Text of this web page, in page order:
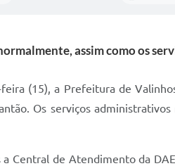
assim como os
(15), a Prefeitura de
Os serviços
Central de Atendimento da